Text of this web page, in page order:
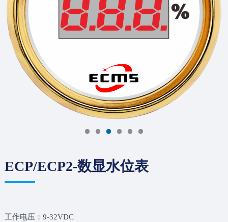
ECP/ECP2-数显水位表
工作电压：9-32VDC